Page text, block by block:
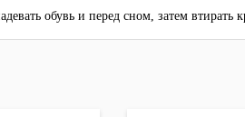
обувь и перед сном, затем